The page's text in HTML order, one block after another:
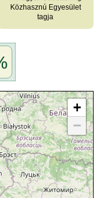
Közhasznú Egyesület
tagja
+
−